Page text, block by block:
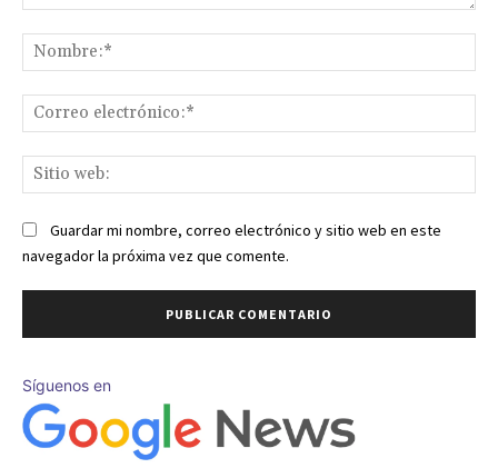
Guardar mi nombre, correo electrónico y sitio web en este
navegador la próxima vez que comente.
Síguenos en